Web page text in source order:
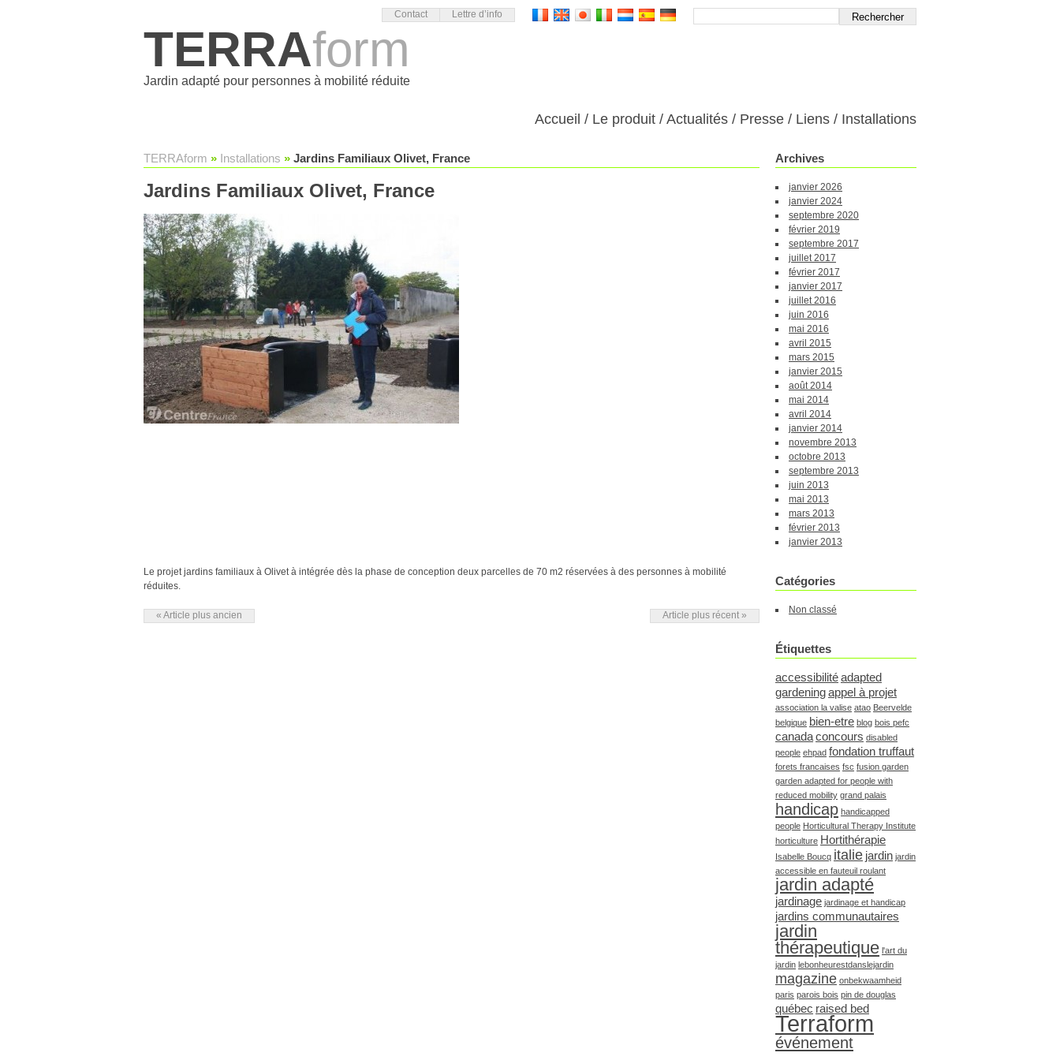
Contact Lettre d’info
TERRAform
Jardin adapté pour personnes à mobilité réduite
Accueil Le produit Actualités Presse Liens Installations
TERRAform » Installations » Jardins Familiaux Olivet, France
Jardins Familiaux Olivet, France
Le projet jardins familiaux à Olivet à intégrée dès la phase de conception deux parcelles de 70 m2 réservées à des personnes à mobilité
réduites.
« Article plus ancien Article plus récent »
Archives
janvier 2026
janvier 2024
septembre 2020
février 2019
septembre 2017
juillet 2017
février 2017
janvier 2017
juillet 2016
juin 2016
mai 2016
avril 2015
mars 2015
janvier 2015
août 2014
mai 2014
avril 2014
janvier 2014
novembre 2013
octobre 2013
septembre 2013
juin 2013
mai 2013
mars 2013
février 2013
janvier 2013
Catégories
Non classé
Étiquettes
accessibilitéadapted
gardeningappel à projet
association la valise atao Beervelde
belgique bien-etre blog bois pefc
canadaconcours disabled
people ehpad fondation truffaut
forets francaises fsc fusion garden
garden adapted for people with
reduced mobility grand palais
handicap handicapped
people Horticultural Therapy Institute
horticulture Hortithérapie
Isabelle Boucq italie jardin jardin
accessible en fauteuil roulant
jardin adapté
jardinage jardinage et handicap
jardins communautaires
jardin
thérapeutique l'art du
jardin lebonheurestdanslejardin
magazine onbekwaamheid
paris parois bois pin de douglas
québec raised bed
Terraform
événement